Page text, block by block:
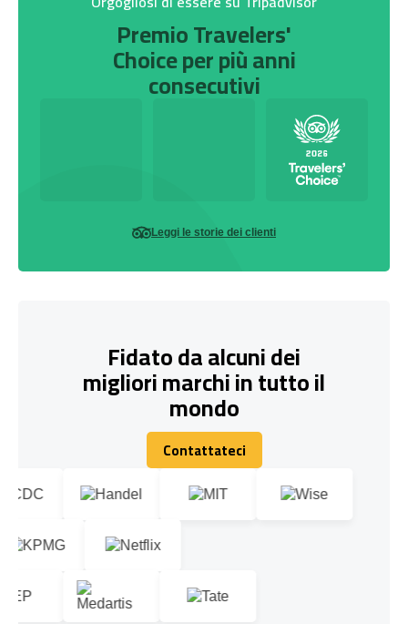
Premio Travelers'
Choice per più anni
consecutivi
Leggi le storie dei clienti
Fidato da alcuni dei
migliori marchi in tutto il
mondo
Contattateci
Contattateci